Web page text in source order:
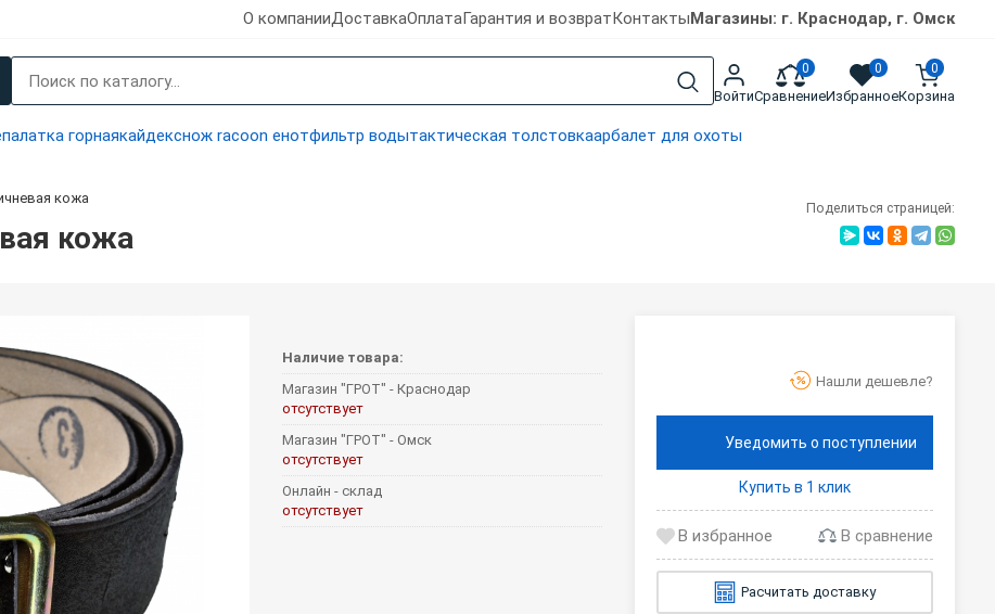
О компанииДоставкаОплатаГарантия и возвратКонтактыМагазины: г. Краснодар, г. Омск
Войти
0
Сравнение
0
Избранное
0
Корзина
палатка горнаякайдекснож racoon енотфильтр водытактическая толстовкаарбалет для охоты
кожа
кожа
Поделиться страницей:
Наличие товара:
Магазин "ГРОТ" - Краснодар
отсутствует
Магазин "ГРОТ" - Омск
отсутствует
Онлайн - склад
отсутствует
Нашли дешевле?
Уведомить о поступлении
Купить в 1 клик
В сравнение
Расчитать доставку